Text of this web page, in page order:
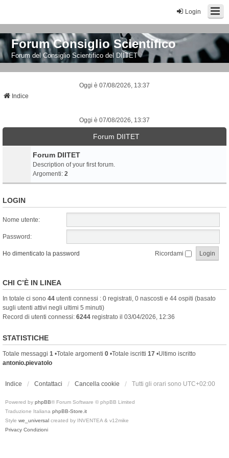
Login
Forum Consiglio Scientifico
Forum del Consiglio Scientifico del DIITET
Oggi è 07/08/2026, 13:37
Indice
Oggi è 07/08/2026, 13:37
Forum DIITET
Forum DIITET
Description of your first forum.
Argomenti: 2
LOGIN
Nome utente:
Password:
Ho dimenticato la password Ricordami
CHI C’È IN LINEA
In totale ci sono 44 utenti connessi : 0 registrati, 0 nascosti e 44 ospiti (basato
sugli utenti attivi negli ultimi 5 minuti)
Record di utenti connessi: 6244 registrato il 03/04/2026, 12:36
STATISTICHE
Totale messaggi 1 •Totale argomenti 0 •Totale iscritti 17 •Ultimo iscritto
antonio.pievatolo
Indice Contattaci Cancella cookie Tutti gli orari sono UTC+02:00
Powered by phpBB® Forum Software © phpBB Limited
Traduzione Italiana phpBB-Store.it
Style we_universal created by INVENTEA & v12mike
Privacy Condizioni